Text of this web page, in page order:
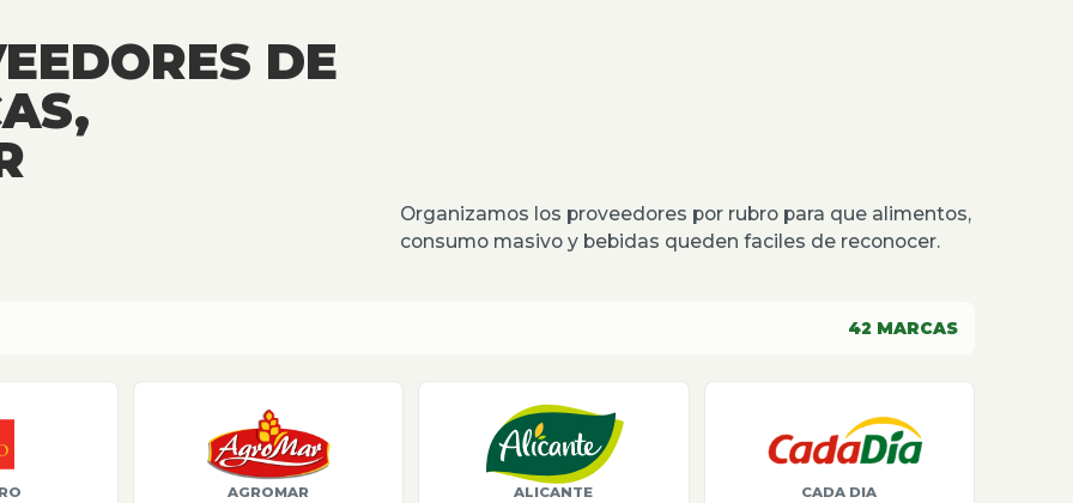
DE
Organizamos los proveedores por rubro para que alimentos,
consumo masivo y bebidas queden faciles de reconocer.
42 MARCAS
AGROMAR ALICANTE CADA DIA